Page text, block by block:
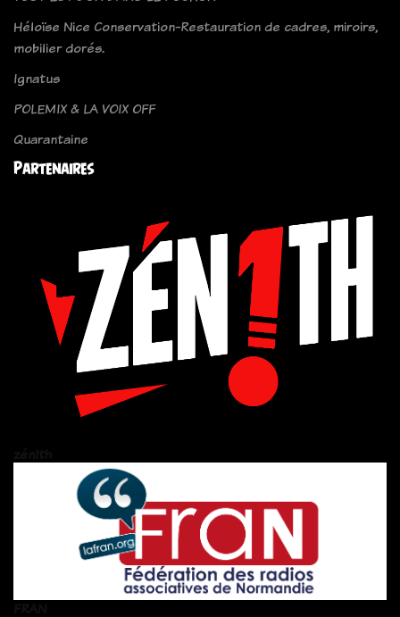
Héloïse Nice Conservation-Restauration de cadres, miroirs,
mobilier dorés.
Ignatus
POLEMIX & LA VOIX OFF
Quarantaine
Partenaires